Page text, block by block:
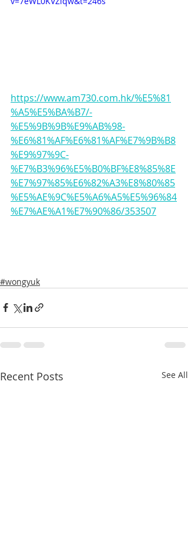
https://www.am730.com.hk/%E5%81
%A5%E5%BA%B7/-
%E5%9B%9B%E9%AB%98-
%E6%81%AF%E6%81%AF%E7%9B%B8
%E9%97%9C-
%E7%B3%96%E5%B0%BF%E8%85%8E
%E7%97%85%E6%82%A3%E8%80%85
%E5%AE%9C%E5%A6%A5%E5%96%84
%E7%AE%A1%E7%90%86/353507
#wongyuk
Recent Posts See All